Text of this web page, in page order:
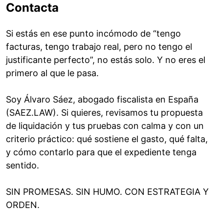
Contacta
Si estás en ese punto incómodo de “tengo
facturas, tengo trabajo real, pero no tengo el
justificante perfecto”, no estás solo. Y no eres el
primero al que le pasa.
Soy Álvaro Sáez, abogado fiscalista en España
(SAEZ.LAW). Si quieres, revisamos tu propuesta
de liquidación y tus pruebas con calma y con un
criterio práctico: qué sostiene el gasto, qué falta,
y cómo contarlo para que el expediente tenga
sentido.
SIN PROMESAS. SIN HUMO. CON ESTRATEGIA Y
ORDEN.